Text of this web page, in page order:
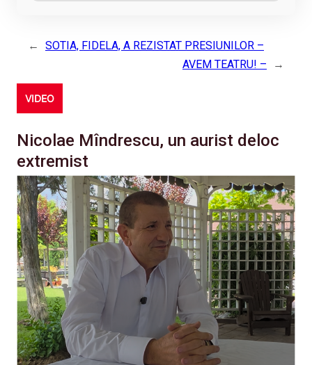
←
SOTIA, FIDELA, A REZISTAT PRESIUNILOR –
AVEM TEATRU! –
→
VIDEO
Nicolae Mîndrescu, un aurist deloc
extremist